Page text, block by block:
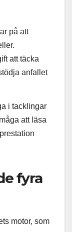
på att
att täcka
anfallet
i tacklingar
att läsa
fyra
motor, som